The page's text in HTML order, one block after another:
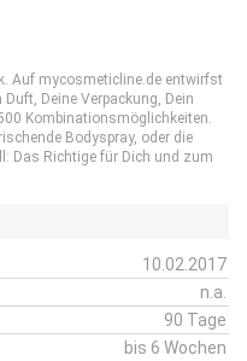
Auf mycosmeticline.de entwirfst
Deine Verpackung, Dein
Kombinationsmöglichkeiten.
Bodyspray, oder die
Das Richtige für Dich und zum
10.02.2017
n.a.
90 Tage
bis 6 Wochen